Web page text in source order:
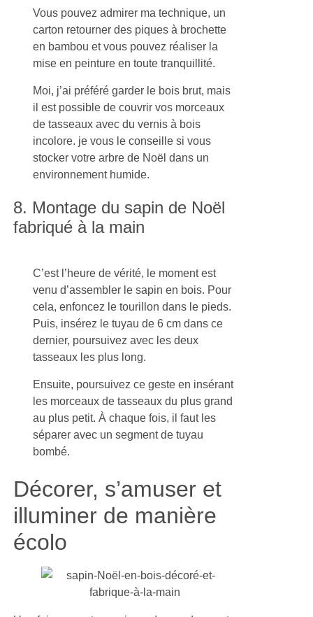
Vous pouvez admirer ma technique, un
carton retourner des piques à brochette
en bambou et vous pouvez réaliser la
mise en peinture en toute tranquillité.
Moi, j’ai préféré garder le bois brut, mais
il est possible de couvrir vos morceaux
de tasseaux avec du vernis à bois
incolore. je vous le conseille si vous
stocker votre arbre de Noël dans un
environnement humide.
8. Montage du sapin de Noël
fabriqué à la main
C’est l’heure de vérité, le moment est
venu d’assembler le sapin en bois. Pour
cela, enfoncez le tourillon dans le pieds.
Puis, insérez le tuyau de 6 cm dans ce
dernier, poursuivez avec les deux
tasseaux les plus long.
Ensuite, poursuivez ce geste en insérant
les morceaux de tasseaux du plus grand
au plus petit. À chaque fois, il faut les
séparer avec un segment de tuyau
bombé.
Décorer, s’amuser et
illuminer de manière
écolo